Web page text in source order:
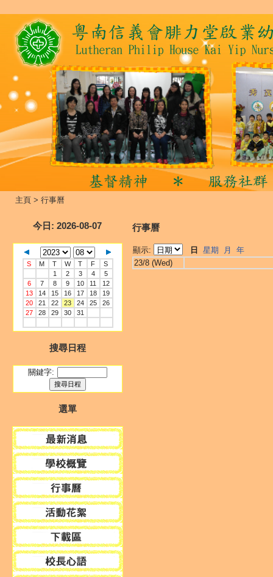
主頁 > 行事曆
今日 : 2026-08-07
S M T W T F
S
1
2 3 4
5
6
7 8 9 10 11
12
13
14 15 16 17 18
19
20
21 22 23 24 25
26
27
28 29 30 31
搜尋日程
關鍵字:
選單
行事曆
顯示: 日 星期 月
年
23/8 (Wed)